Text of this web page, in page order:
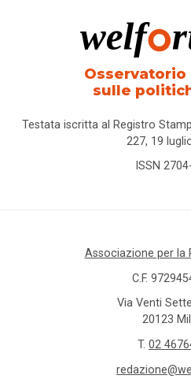
Osservatorio
sulle
Testata iscritta al Registro
227, 19
ISSN
Associazione per la
C.F.
Via Venti
20123
T. 02